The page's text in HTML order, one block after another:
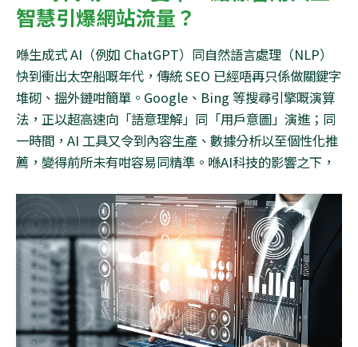
智慧引爆網站流量？
喺生成式AI （例如 ChatGPT）同自然語言處理（NLP）
快到衝出太空船嘅年代，傳統SEO 已經唔再只係做關鍵字
堆砌、搵外鏈咁簡單。 Google 、 Bing 等搜尋引擎嘅演算
法，正以超高速向「語意理解」同「用戶意圖」演進；同
一時間， AI 工具又令到內容生產、數據分析以至個性化推
薦，變得前所未有咁容易同精準。喺AI科技的影響之下，